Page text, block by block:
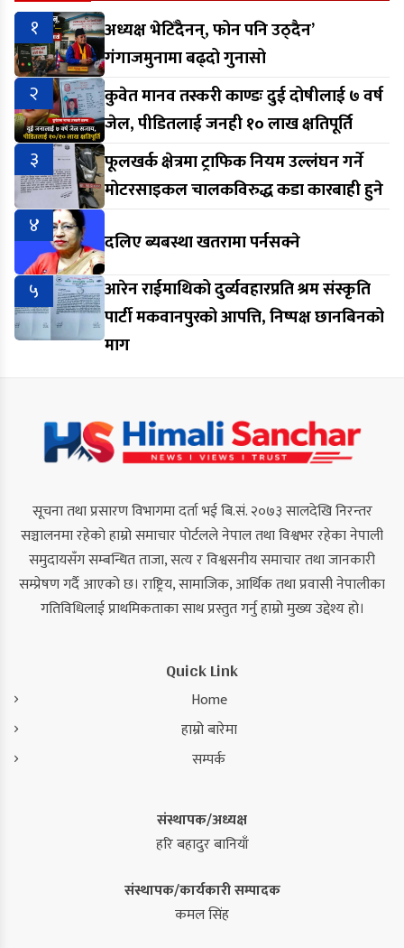
१
अध्यक्ष भेटिँदैनन्, फोन पनि उठ्दैन’
गंगाजमुनामा बढ्दो गुनासो
२
कुवेत मानव तस्करी काण्डः दुई दोषीलाई ७ वर्ष
जेल, पीडितलाई जनही १० लाख क्षतिपूर्ति
३
फूलखर्क क्षेत्रमा ट्राफिक नियम उल्लंघन गर्ने
मोटरसाइकल चालकविरुद्ध कडा कारबाही हुने
४
दलिए ब्यबस्था खतरामा पर्नसक्ने
५
आरेन राईमाथिको दुर्व्यवहारप्रति श्रम संस्कृति
पार्टी मकवानपुरको आपत्ति, निष्पक्ष छानबिनको
माग
सूचना तथा प्रसारण विभागमा दर्ता भई बि.सं. २०७३ सालदेखि निरन्तर
सञ्चालनमा रहेको हाम्रो समाचार पोर्टलले नेपाल तथा विश्वभर रहेका नेपाली
समुदायसँग सम्बन्धित ताजा, सत्य र विश्वसनीय समाचार तथा जानकारी
सम्प्रेषण गर्दै आएको छ। राष्ट्रिय, सामाजिक, आर्थिक तथा प्रवासी नेपालीका
गतिविधिलाई प्राथमिकताका साथ प्रस्तुत गर्नु हाम्रो मुख्य उद्देश्य हो।
Quick Link
Home
हाम्रो बारेमा
सम्पर्क
संस्थापक/अध्यक्ष
हरि बहादुर बानियाँ
संस्थापक/कार्यकारी सम्पादक
कमल सिंह